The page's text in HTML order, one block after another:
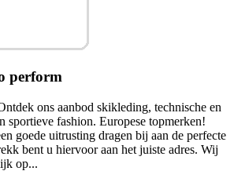
perform
ons aanbod skikleding, technische en
sportieve fashion. Europese topmerken!
goede uitrusting dragen bij aan de perfecte
bent u hiervoor aan het juiste adres. Wij
op...